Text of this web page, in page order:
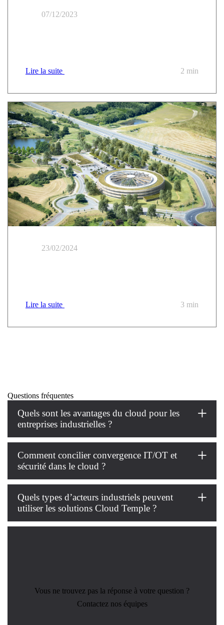
07/12/2023
Lire la suite 2 min
23/02/2024
Lire la suite 3 min
Questions fréquentes
Quels sont les avantages du cloud pour les
entreprises industrielles ?
Comment concilier convergence IT/OT et
sécurité dans le cloud ?
Quels types d’acteurs industriels peuvent
utiliser les solutions Cloud Temple ?
Vous ne trouvez pas la réponse à votre question ?
Contactez nos équipes